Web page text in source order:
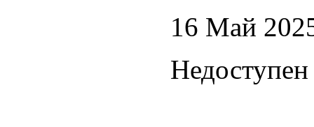
16 Май